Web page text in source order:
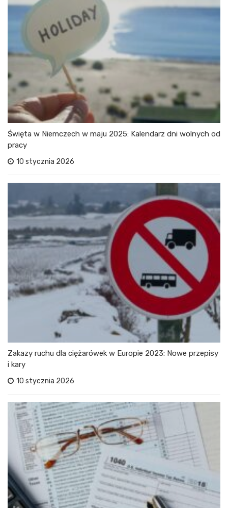
Święta w Niemczech w maju 2025: Kalendarz dni wolnych od
pracy
10 stycznia 2026
Zakazy ruchu dla ciężarówek w Europie 2023: Nowe przepisy
i kary
10 stycznia 2026